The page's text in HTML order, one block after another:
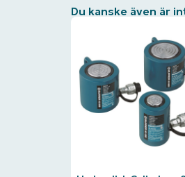
Du kanske även är